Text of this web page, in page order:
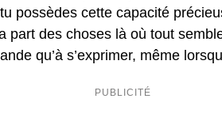
possèdes cette capacité
part des choses là où tout
qu’à s’exprimer, même